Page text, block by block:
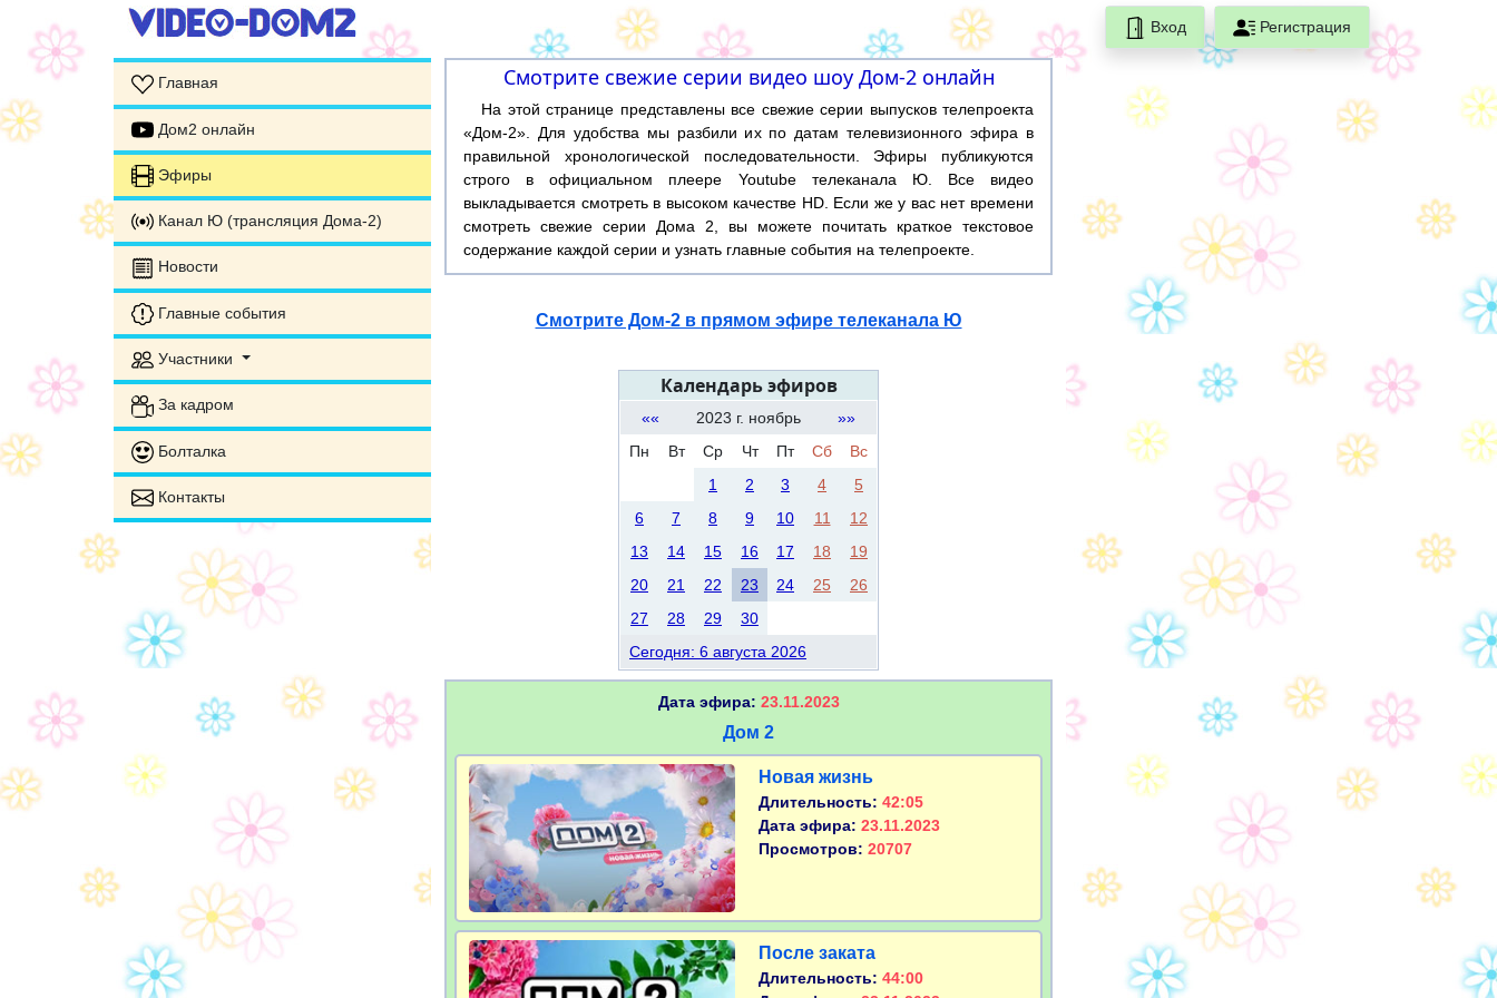
Вход Регистрация
Главная
Дом2 онлайн
Эфиры
Канал Ю (трансляция Дома-2)
Новости
Главные события
Участники
За кадром
Болталка
Контакты
Смотрите свежие серии видео шоу Дом-2 онлайн
На этой странице представлены все свежие серии выпусков телепроекта
«Дом-2». Для удобства мы разбили их по датам телевизионного эфира в
правильной хронологической последовательности. Эфиры публикуются
строго в официальном плеере Youtube телеканала Ю. Все видео
выкладывается смотреть в высоком качестве HD. Если же у вас нет времени
смотреть свежие серии Дома 2, вы можете почитать краткое текстовое
содержание каждой серии и узнать главные события на телепроекте.
Смотрите Дом-2 в прямом эфире телеканала Ю
Календарь эфиров
«« 2023 г. ноябрь
»»
Пн
Вт Ср Чт Пт Сб
Вс
1
2 3 4
5
6
7 8 9 10 11
12
13
14 15 16 17 18
19
20
21 22 23 24 25
26
27
28 29
30
Сегодня: 6 августа 2026
Дата эфира: 23.11.2023
Дом 2
Новая жизнь
Длительность: 42:05
Дата эфира: 23.11.2023
Просмотров: 20707
После заката
Длительность: 44:00